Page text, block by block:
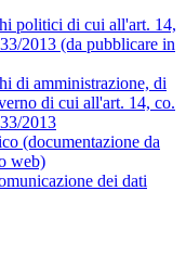
politici di cui all'art. 14,
2013 (da pubblicare in
di amministrazione, di
di cui all'art. 14, co.
2013
(documentazione da
web)
dei dati